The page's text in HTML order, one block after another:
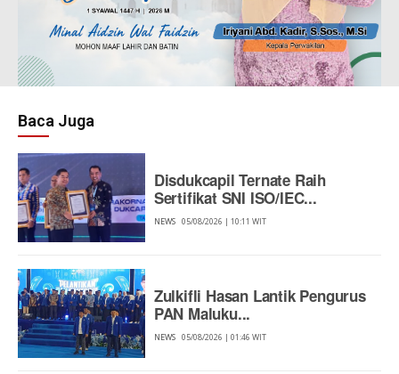
Baca Juga
Disdukcapil Ternate Raih
Sertifikat SNI ISO/IEC...
NEWS 05/08/2026 | 10:11 WIT
Zulkifli Hasan Lantik Pengurus
PAN Maluku...
NEWS 05/08/2026 | 01:46 WIT